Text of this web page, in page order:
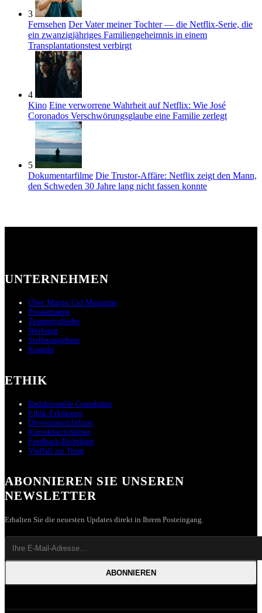
3
Fernsehen Der Vater meiner Tochter — die Netflix-Serie, die
ein zwanzigjähriges Familiengeheimnis in einem
Transplantationstest verbirgt
4
Kino Eine verworrene Wahrheit auf Netflix: Wie José
Coronados Verschwörungsglaube eine Familie zerlegt
5
Dokumentarfilme Die Trustor-Affäre: Netflix zeigt den Mann,
den Schweden 30 Jahre lang nicht fassen konnte
UNTERNEHMEN
Über Martin Cid Magazine
Pressemappe
Teammitglieder
Werbung
Stellenangebote
Kontakt
ETHIK
Redaktionelle Grundsätze
Ethik-Erklärung
Diversitätsrichtlinie
Korrekturrichtlinie
Feedback-Richtlinie
Vielfalt im Team
ABONNIEREN SIE UNSEREN
NEWSLETTER
Erhalten Sie die neuesten Updates direkt in Ihrem Posteingang.
ABONNIEREN